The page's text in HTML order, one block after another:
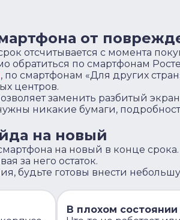
от
отсчитывается с момента
обратиться по смартфонам
, по смартфонам «Для других
центров.
заменить разбитый экран
никакие бумаги,
на новый
на новый в конце срока.
за него остаток.
будьте готовы внести
В плохом состоянии